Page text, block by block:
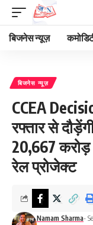
बिजनेस न्यूज़
बिजनेस न्यूज़
CCEA
रफ्तार से
20,667 करोड़
रेल प्रोजेक्ट
Namam Sharma-